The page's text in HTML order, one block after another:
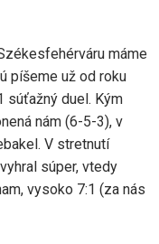
máme
píšeme už od roku
súťažný duel. Kým
nám (6-5-3), v
V stretnutí
súper, vtedy
vysoko 7:1 (za nás